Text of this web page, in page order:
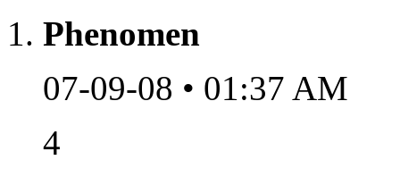
Phenomen
07-09-08 • 01:37 AM
4